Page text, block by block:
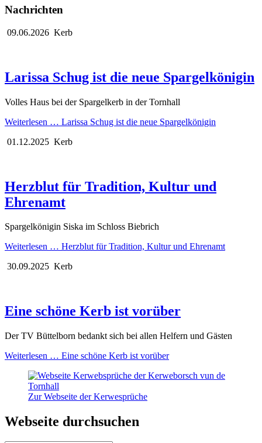
Nachrichten
09.06.2026 Kerb
Larissa Schug ist die neue Spargelkönigin
Volles Haus bei der Spargelkerb in der Tornhall
Weiterlesen … Larissa Schug ist die neue Spargelkönigin
01.12.2025 Kerb
Herzblut für Tradition, Kultur und
Ehrenamt
Spargelkönigin Siska im Schloss Biebrich
Weiterlesen … Herzblut für Tradition, Kultur und Ehrenamt
30.09.2025 Kerb
Eine schöne Kerb ist vorüber
Der TV Büttelborn bedankt sich bei allen Helfern und Gästen
Weiterlesen … Eine schöne Kerb ist vorüber
Zur Webseite der Kerwesprüche
Webseite durchsuchen